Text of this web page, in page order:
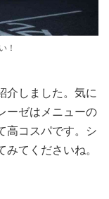
！
介しました。気に
ーゼはメニューの
高コスパです。シ
てくださいね。